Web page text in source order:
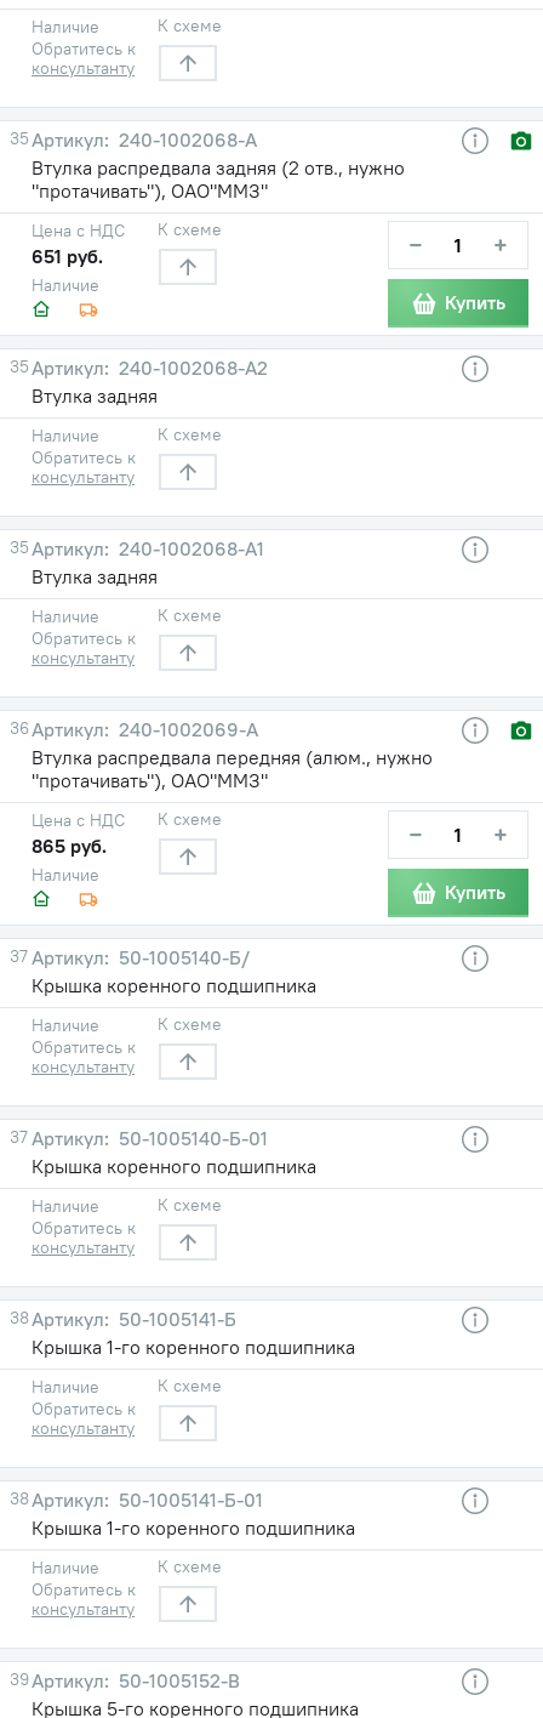
Наличие
Обратитесь к
консультанту
К схеме
35
240-1002068-А
Втулка распредвала задняя (2 отв., нужно
"протачивать"), ОАО"ММЗ"
Наличие
Цена с НДС
651 руб.
К схеме − +
Купить
35
240-1002068-А2
Втулка задняя
Наличие
Обратитесь к
консультанту
К схеме
35
240-1002068-А1
Втулка задняя
Наличие
Обратитесь к
консультанту
К схеме
36
240-1002069-А
Втулка распредвала передняя (алюм., нужно
"протачивать"), ОАО"ММЗ"
Наличие
Цена с НДС
865 руб.
К схеме − +
Купить
37
50-1005140-Б/
Крышка коренного подшипника
Наличие
Обратитесь к
консультанту
К схеме
37
50-1005140-Б-01
Крышка коренного подшипника
Наличие
Обратитесь к
консультанту
К схеме
38
50-1005141-Б
Крышка 1-го коренного подшипника
Наличие
Обратитесь к
консультанту
К схеме
38
50-1005141-Б-01
Крышка 1-го коренного подшипника
Наличие
Обратитесь к
консультанту
К схеме
39
50-1005152-В
Крышка 5-го коренного подшипника